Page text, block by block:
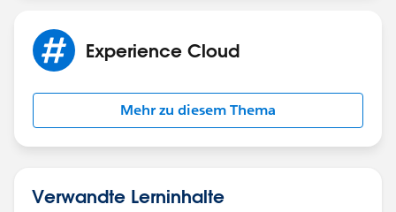
Experience Cloud
Mehr zu diesem Thema
Verwandte Lerninhalte